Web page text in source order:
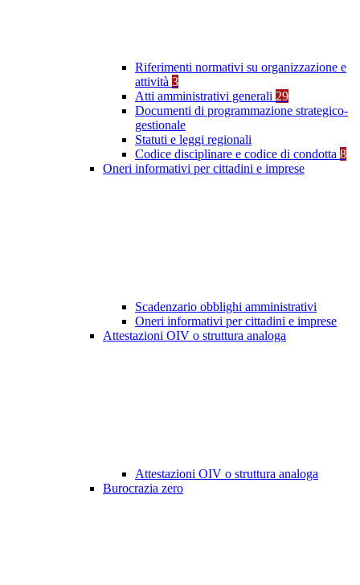
Riferimenti normativi su organizzazione e
attività 3
Atti amministrativi generali 29
Documenti di programmazione strategico-
gestionale
Statuti e leggi regionali
Codice disciplinare e codice di condotta 8
Oneri informativi per cittadini e imprese
Scadenzario obblighi amministrativi
Oneri informativi per cittadini e imprese
Attestazioni OIV o struttura analoga
Attestazioni OIV o struttura analoga
Burocrazia zero